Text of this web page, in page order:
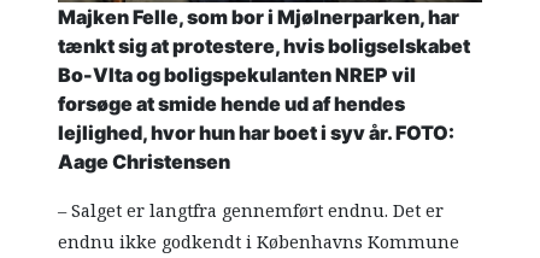
Majken Felle, som bor i Mjølnerparken, har
tænkt sig at protestere, hvis boligselskabet
Bo-VIta og boligspekulanten NREP vil
forsøge at smide hende ud af hendes
lejlighed, hvor hun har boet i syv år. FOTO:
Aage Christensen
– Salget er langtfra gennemført endnu. Det er
endnu ikke godkendt i Københavns Kommune